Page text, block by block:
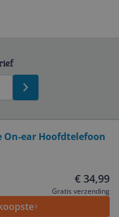
On-ear Hoofdtelefoon
€ 34,99
Gratis verzending